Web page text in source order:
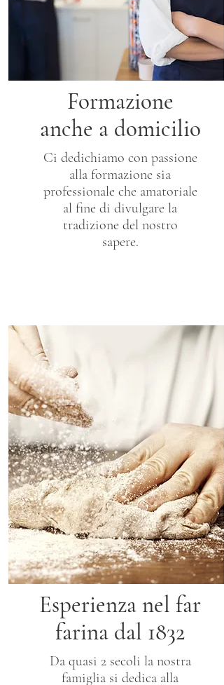
Formazione
anche a domicilio
Ci dedichiamo con passione
alla formazione sia
professionale che amatoriale
al fine di divulgare la
tradizione del nostro
sapere.
Esperienza nel far
farina dal 1832
Da quasi 2 secoli la nostra
famiglia si dedica alla